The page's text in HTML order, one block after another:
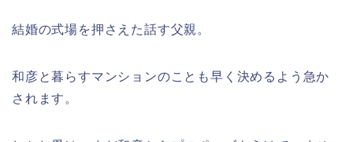
結婚の式場を押さえた話す父親。
和彦と暮らすマンションのことも早く決めるよう急か
されます。